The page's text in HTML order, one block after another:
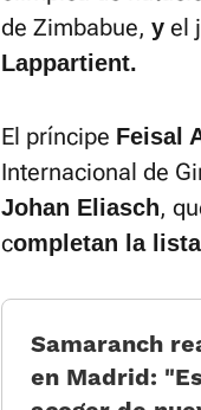
de Zimbabue, y el
Lappartient.
El príncipe Feisal
Internacional de
Johan Eliasch,
completan la
Samaranch
en Madrid: